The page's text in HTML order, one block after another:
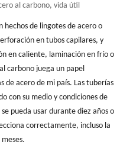
al carbono, vida útil
hechos de lingotes de acero o
en tubos capilares, y
en caliente, laminación en frío o
carbono juega un papel
acero de mi país. Las tuberías
con su medio y condiciones de
pueda usar durante diez años o
correctamente, incluso la